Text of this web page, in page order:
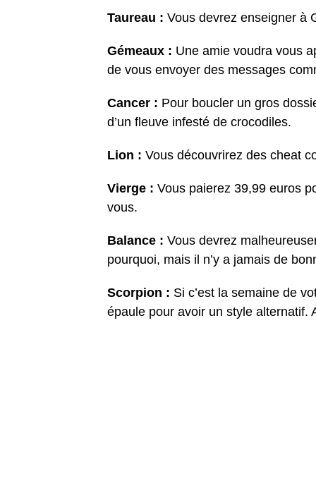
Taureau : Vous devrez enseigner à
Gémeaux : Une amie voudra vous
de vous envoyer des messages
Cancer : Pour boucler un gros
d’un fleuve infesté de crocodiles.
Lion : Vous découvrirez des cheat
Vierge : Vous paierez 39,99 euros
vous.
Balance : Vous devrez
pourquoi, mais il n’y a jamais de
Scorpion : Si c’est la semaine de
épaule pour avoir un style alternatif.